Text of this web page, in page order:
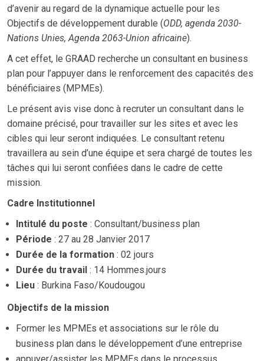
d’avenir au regard de la dynamique actuelle pour les
Objectifs de développement durable (ODD, agenda 2030-
Nations Unies, Agenda 2063-Union africaine).
A cet effet, le GRAAD recherche un consultant en business
plan pour l’appuyer dans le renforcement des capacités des
bénéficiaires (MPMEs).
Le présent avis vise donc à recruter un consultant dans le
domaine précisé, pour travailler sur les sites et avec les
cibles qui leur seront indiquées. Le consultant retenu
travaillera au sein d’une équipe et sera chargé de toutes les
tâches qui lui seront confiées dans le cadre de cette
mission.
Cadre Institutionnel
Intitulé du poste : Consultant/business plan
Période : 27 au 28 Janvier 2017
Durée de la formation : 02 jours
Durée du travail : 14 Hommes.jours
Lieu : Burkina Faso/Koudougou
Objectifs de la mission
Former les MPMEs et associations sur le rôle du
business plan dans le développement d’une entreprise